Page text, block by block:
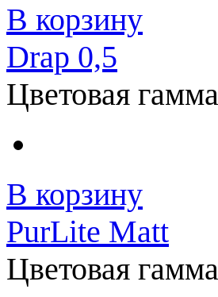
В корзину
Drap 0,5
Цветовая гамма
В корзину
PurLite Matt
Цветовая гамма